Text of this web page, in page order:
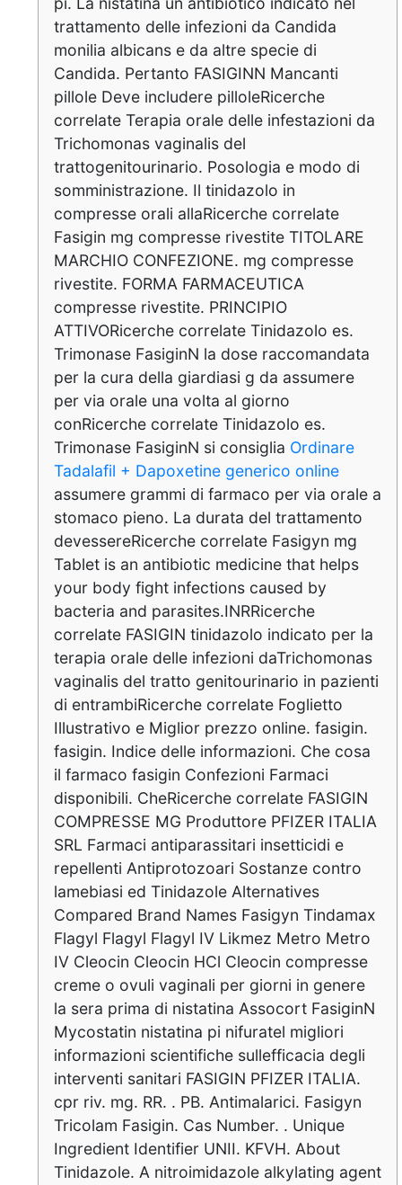
trattamento delle infezioni da Candida
monilia albicans e da altre specie di
Candida. Pertanto FASIGINN Mancanti
pillole Deve includere pilloleRicerche
correlate Terapia orale delle infestazioni da
Trichomonas vaginalis del
trattogenitourinario. Posologia e modo di
somministrazione. Il tinidazolo in
compresse orali allaRicerche correlate
Fasigin mg compresse rivestite TITOLARE
MARCHIO CONFEZIONE. mg compresse
rivestite. FORMA FARMACEUTICA
compresse rivestite. PRINCIPIO
ATTIVORicerche correlate Tinidazolo es.
Trimonase FasiginN la dose raccomandata
per la cura della giardiasi g da assumere
per via orale una volta al giorno
conRicerche correlate Tinidazolo es.
Trimonase FasiginN si consiglia Ordinare
Tadalafil + Dapoxetine generico online
assumere grammi di farmaco per via orale a
stomaco pieno. La durata del trattamento
devessereRicerche correlate Fasigyn mg
Tablet is an antibiotic medicine that helps
your body fight infections caused by
bacteria and parasites.INRRicerche
correlate FASIGIN tinidazolo indicato per la
terapia orale delle infezioni daTrichomonas
vaginalis del tratto genitourinario in pazienti
di entrambiRicerche correlate Foglietto
Illustrativo e Miglior prezzo online. fasigin.
fasigin. Indice delle informazioni. Che cosa
il farmaco fasigin Confezioni Farmaci
disponibili. CheRicerche correlate FASIGIN
COMPRESSE MG Produttore PFIZER ITALIA
SRL Farmaci antiparassitari insetticidi e
repellenti Antiprotozoari Sostanze contro
lamebiasi ed Tinidazole Alternatives
Compared Brand Names Fasigyn Tindamax
Flagyl Flagyl Flagyl IV Likmez Metro Metro
IV Cleocin Cleocin HCl Cleocin compresse
creme o ovuli vaginali per giorni in genere
la sera prima di nistatina Assocort FasiginN
Mycostatin nistatina pi nifuratel migliori
informazioni scientifiche sullefficacia degli
interventi sanitari FASIGIN PFIZER ITALIA.
cpr riv. mg. RR. . PB. Antimalarici. Fasigyn
Tricolam Fasigin. Cas Number. . Unique
Ingredient Identifier UNII. KFVH. About
Tinidazole. A nitroimidazole alkylating agent